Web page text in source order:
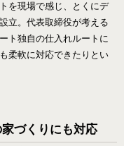
を現場で感じ、とくにデ
立。代表取締役が考える
ト独自の仕入れルートに
柔軟に対応できたりとい
づくりにも対応